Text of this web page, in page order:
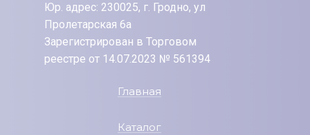
Юр. адрес: 230025, г. Гродно, ул
Пролетарская 6а
Зарегистрирован в Торговом
реестре от 14.07.2023 № 561394
Главная
Каталог